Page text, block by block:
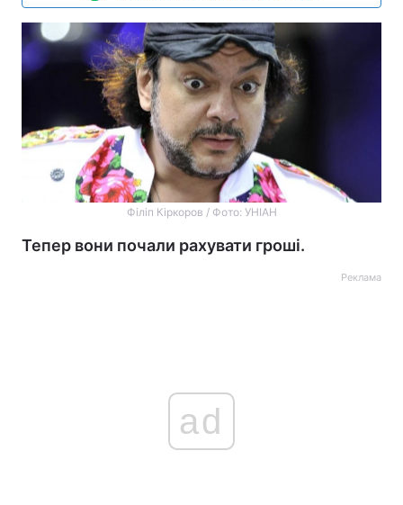
Філіп Кіркоров / Фото: УНІАН
Тепер вони почали рахувати гроші.
Реклама
ad